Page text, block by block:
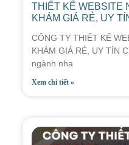
THIẾT KẾ WEBSITE
KHÁM GIÁ RẺ, UY
CÔNG TY THIẾT KẾ
KHÁM GIÁ RẺ, UY TÍN
ngành nha
Xem chi tiết »